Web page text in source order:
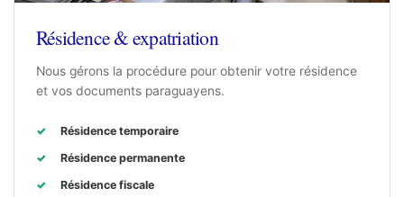
Résidence & expatriation
Nous gérons la procédure pour obtenir votre résidence
et vos documents paraguayens.
Résidence temporaire
Résidence permanente
Résidence fiscale